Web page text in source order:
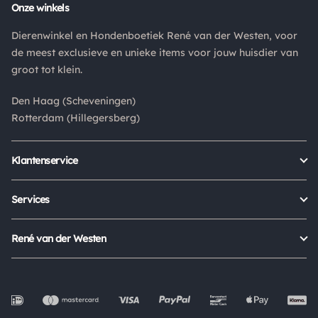
het product altijd retourneren binnen 14 dagen. De
retourkosten bedragen € 6.75 en zijn voor eigen rekening.
Kies bij het retourneren altijd voor "alleen huisadres",
niet af.
Onze winkels
Dierenwinkel en Hondenboetiek René van der Westen, voor
de meest exclusieve en unieke items voor jouw huisdier van
groot tot klein.
Den Haag (Scheveningen)
Rotterdam (Hillegersberg)
Klantenservice
Status bestelling
Mijn account
Services
René van der Westen
Werken bij